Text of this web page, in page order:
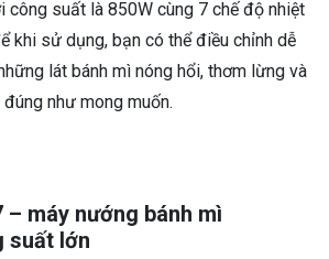
công suất là 850W cùng 7 chế độ nhiệt
khi sử dụng, bạn có thể điều chỉnh dễ
lát bánh mì nóng hổi, thơm lừng và
như mong muốn.
– máy nướng bánh mì
suất lớn